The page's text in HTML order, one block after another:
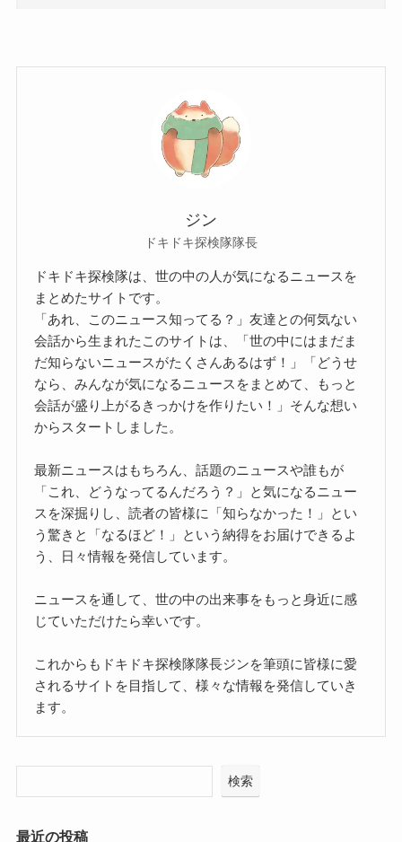
ジン
ドキドキ探検隊隊長
ドキドキ探検隊は、世の中の人が気になるニュースを
まとめたサイトです。
「あれ、このニュース知ってる？」友達との何気ない
会話から生まれたこのサイトは、「世の中にはまだま
だ知らないニュースがたくさんあるはず！」「どうせ
なら、みんなが気になるニュースをまとめて、もっと
会話が盛り上がるきっかけを作りたい！」そんな想い
からスタートしました。
最新ニュースはもちろん、話題のニュースや誰もが
「これ、どうなってるんだろう？」と気になるニュー
スを深掘りし、読者の皆様に「知らなかった！」とい
う驚きと「なるほど！」という納得をお届けできるよ
う、日々情報を発信しています。
ニュースを通して、世の中の出来事をもっと身近に感
じていただけたら幸いです。
これからもドキドキ探検隊隊長ジンを筆頭に皆様に愛
されるサイトを目指して、様々な情報を発信していき
ます。
検索
最近の投稿